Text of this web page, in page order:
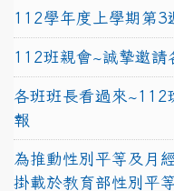
112學年度上學期第
112班親會~誠摯邀請
各班班長看過來~112
報
為推動性別平等及月
掛載於教育部性別平